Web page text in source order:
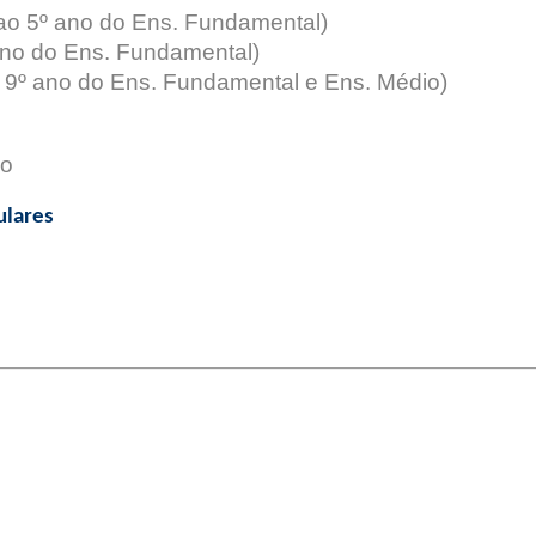
5º ano do Ens. Fundamental)
do Ens. Fundamental)
9º ano do Ens. Fundamental e Ens. Médio)